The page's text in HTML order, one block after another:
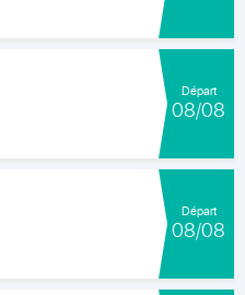
Départ
08/08
Départ
08/08